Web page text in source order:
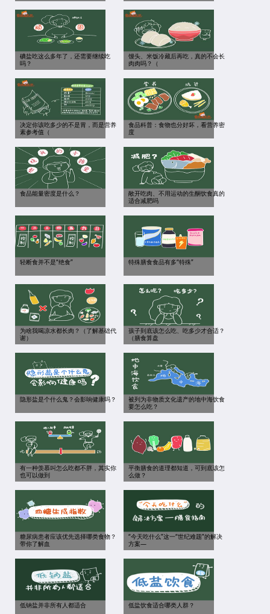
碘盐吃这么多年了，还需要继续吃
吗？
馒头、米饭冷藏后再吃，真的不会长
肉肉吗？（
决定你该吃多少的不是胃，而是营养
素参考值（
食品科普：食物也分好坏，看营养密
度
食品能量密度是什么？
敞开吃肉、不用运动的生酮饮食真的
适合减肥吗
轻断食并不是“绝食” 特殊膳食食品有多“特殊”
为啥我喝凉水都长肉？（了解基础代
谢）
孩子到底该怎么吃、吃多少才合适？
（膳食算盘
隐形盐是个什么鬼？会影响健康吗？
被列为非物质文化遗产的地中海饮食
要怎么吃？
有一种羡慕叫怎么吃都不胖，其实你
也可以做到
平衡膳食的道理都知道，可到底该怎
么做？
糖尿病患者应该优先选择哪类食物？
带你了解血
“今天吃什么”这一“世纪难题”的解决
方案—
低钠盐并非所有人都适合 低盐饮食适合哪类人群？